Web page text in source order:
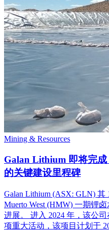
Mining & Resources
Galan Lithium 即将完成
的关键建设里程碑
Galan Lithium (ASX: GLN) 其
Muerto West (HMW) 一期锂
进展。 进入 2024 年，该公
项重大活动，该项目计划于